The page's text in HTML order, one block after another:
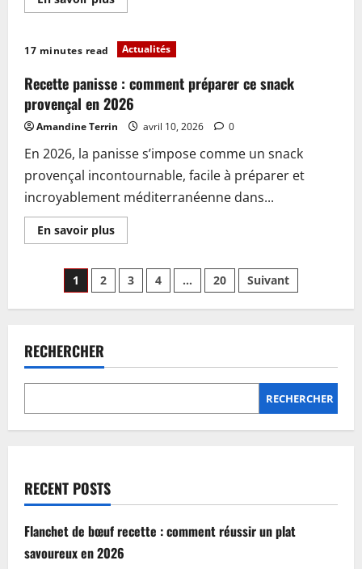
savoir
Recette
gaufre
:
comment
réussir
facilement
en
2026
17 minutes read Actualités
Recette panisse : comment préparer ce snack
provençal en 2026
Amandine Terrin avril 10, 2026 0
En 2026, la panisse s’impose comme un snack
provençal incontournable, facile à préparer et
incroyablement méditerranéenne dans...
En savoir plusEn
savoir
Recette
panisse
:
comment
en
Pagination
des
publications
1 2 3 4 … 20 Suivant
RECHERCHER
RECHERCHER
RECENT POSTS
Flanchet de bœuf recette : comment réussir un plat
savoureux en 2026